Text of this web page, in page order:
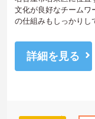
文化が良好なチームワ
の仕組みもしっかりし
社員の働きやすさを
イデアや要望をダイ
詳細を見る